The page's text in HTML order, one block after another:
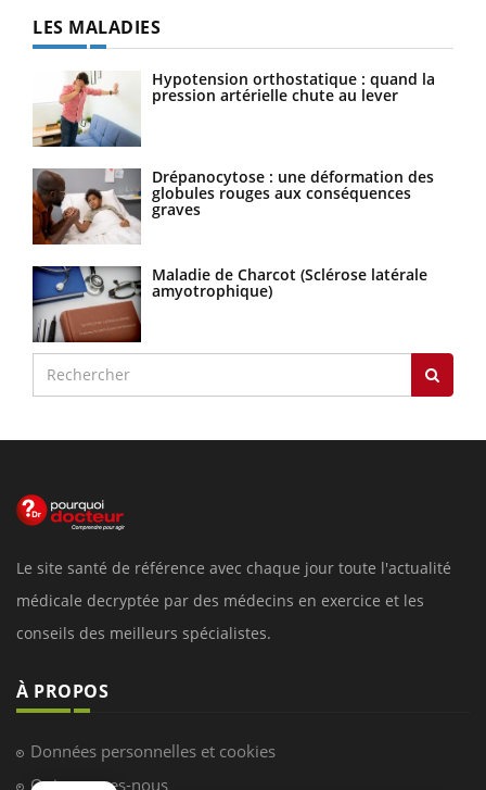
LES MALADIES
Hypotension orthostatique : quand la
pression artérielle chute au lever
Drépanocytose : une déformation des
globules rouges aux conséquences
graves
Maladie de Charcot (Sclérose latérale
amyotrophique)
Le site santé de référence avec chaque jour toute l'actualité
médicale decryptée par des médecins en exercice et les
conseils des meilleurs spécialistes.
À PROPOS
Données personnelles et cookies
Qui sommes-nous